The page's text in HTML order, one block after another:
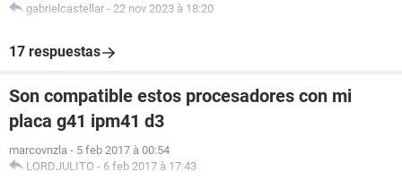
gabrielcastellar - 22 nov 2023 à 18:20
17 respuestas
Son compatible estos procesadores con mi
placa g41 ipm41 d3
marcovnzla - 5 feb 2017 à 00:54
LORDJULITO - 6 feb 2017 à 17:43